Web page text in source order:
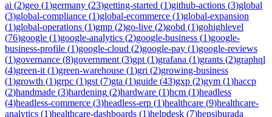
ai (2)geo (1)germany (23)getting-started (1)github-actions (3)global
(3)global-compliance (1)global-ecommerce (1)global-expansion
(1)global-operations (1)gmp (2)go-live (2)gobd (1)gohighlevel
(76)google (1)google-analytics (2)google-business (1)google-
business-profile (1)google-cloud (2)google-pay (1)google-reviews
(1)governance (8)government (3)gpt (1)grafana (1)grants (2)graphql
(4)green-it (1)green-warehouse (1)gri (2)growing-business
(1)growth (1)grpc (1)gst (7)gta (1)guide (43)gxp (2)gym (1)haccp
(2)handmade (3)hardening (2)hardware (1)hcm (1)headless
(4)headless-commerce (3)headless-erp (1)healthcare (9)healthcare-
analytics (1)healthcare-dashboards (1)helpdesk (7)hepsiburada